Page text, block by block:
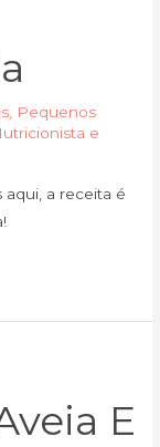
, Pequenos
e
a receita é
E